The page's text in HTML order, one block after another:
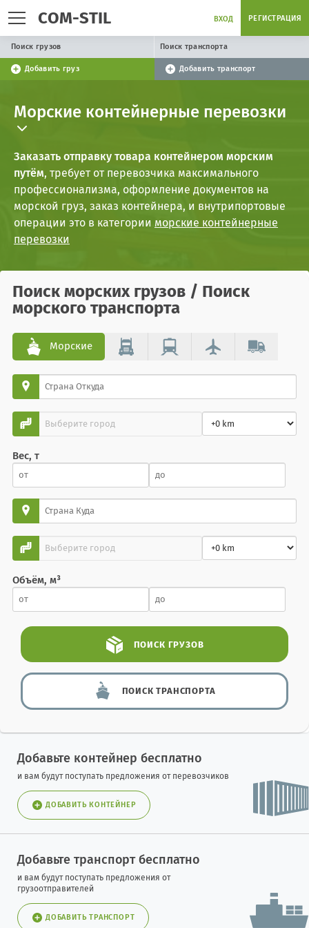
COM-STIL ВХОД РЕГИСТРАЦИЯ
Поиск грузов Поиск транспорта
Добавить груз Добавить транспорт
Морские контейнерные перевозки
Заказать отправку товара контейнером морским
путём, требует от перевозчика максимального
профессионализма, оформление документов на
морской груз, заказ контейнера, и внутрипортовые
операции это в категории морские контейнерные
перевозки
Поиск морских грузов / Поиск
морского транспорта
Морские
Вес, т
Объём, м³
ПОИСК ГРУЗОВ
ПОИСКТРАНСПОРТА
Добавьте контейнер бесплатно
и вам будут поступать предложения от перевозчиков
ДОБАВИТЬ КОНТЕЙНЕР
Добавьте транспорт бесплатно
и вам будут поступать предложения от
грузоотправителей
ДОБАВИТЬ ТРАНСПОРТ